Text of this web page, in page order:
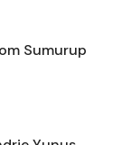
Sumurup